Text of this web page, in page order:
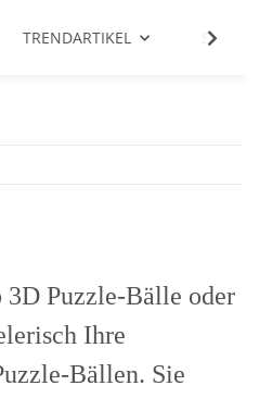
TRENDARTIKEL SALE %
Puzzle-Bälle oder
Ihre
Bällen. Sie